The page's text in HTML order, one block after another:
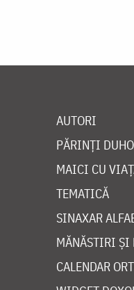
AUTORI
PĂRINȚI
MAICI CU
TEMATICĂ
SINAXAR
MĂNĂSTIRI
CALENDAR